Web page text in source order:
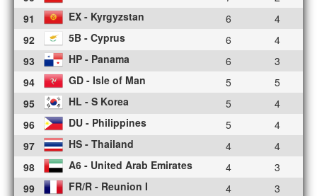
91
EX - Kyrgyzstan 6
4
92
5B - Cyprus 6
4
93
HP - Panama 6
3
94
GD - Isle of Man 5
5
95
HL - S Korea 5
4
96
DU - Philippines 5
4
97
HS - Thailand 4
4
98
A6 - United Arab Emirates 4
3
99
FR/R - Reunion I 4
3